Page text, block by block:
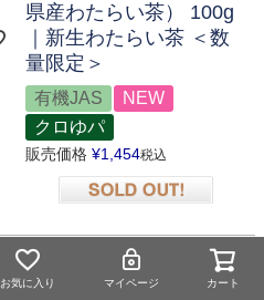
お気に入り マイページ カート
県産わたらい茶） 100g
｜新生わたらい茶 ＜数
量限定＞
有機JAS
NEW
クロゆパ
販売価格 ¥1,454税込